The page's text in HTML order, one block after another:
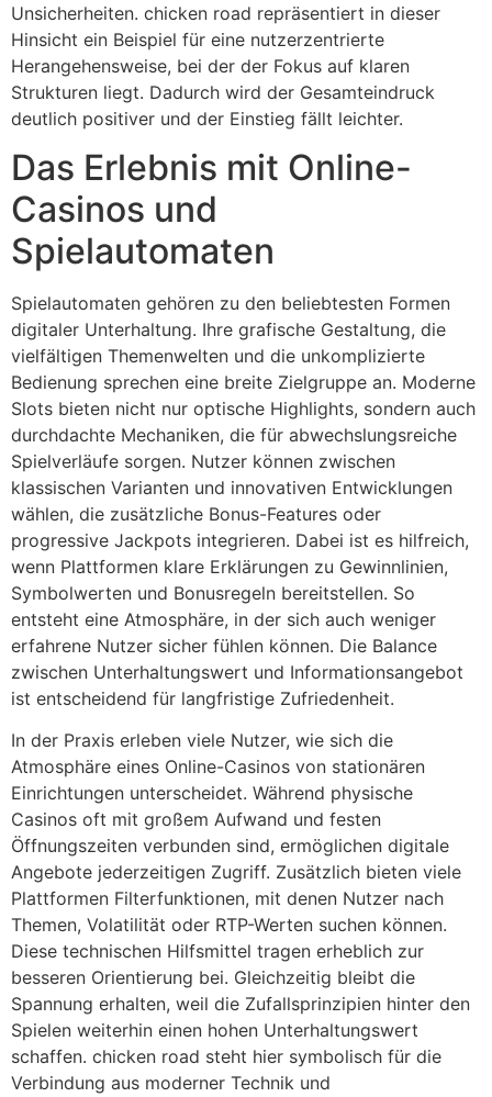
Unsicherheiten. chicken road repräsentiert in dieser
Hinsicht ein Beispiel für eine nutzerzentrierte
Herangehensweise, bei der der Fokus auf klaren
Strukturen liegt. Dadurch wird der Gesamteindruck
deutlich positiver und der Einstieg fällt leichter.
Das Erlebnis mit Online-
Casinos und
Spielautomaten
Spielautomaten gehören zu den beliebtesten Formen
digitaler Unterhaltung. Ihre grafische Gestaltung, die
vielfältigen Themenwelten und die unkomplizierte
Bedienung sprechen eine breite Zielgruppe an. Moderne
Slots bieten nicht nur optische Highlights, sondern auch
durchdachte Mechaniken, die für abwechslungsreiche
Spielverläufe sorgen. Nutzer können zwischen
klassischen Varianten und innovativen Entwicklungen
wählen, die zusätzliche Bonus-Features oder
progressive Jackpots integrieren. Dabei ist es hilfreich,
wenn Plattformen klare Erklärungen zu Gewinnlinien,
Symbolwerten und Bonusregeln bereitstellen. So
entsteht eine Atmosphäre, in der sich auch weniger
erfahrene Nutzer sicher fühlen können. Die Balance
zwischen Unterhaltungswert und Informationsangebot
ist entscheidend für langfristige Zufriedenheit.
In der Praxis erleben viele Nutzer, wie sich die
Atmosphäre eines Online-Casinos von stationären
Einrichtungen unterscheidet. Während physische
Casinos oft mit großem Aufwand und festen
Öffnungszeiten verbunden sind, ermöglichen digitale
Angebote jederzeitigen Zugriff. Zusätzlich bieten viele
Plattformen Filterfunktionen, mit denen Nutzer nach
Themen, Volatilität oder RTP-Werten suchen können.
Diese technischen Hilfsmittel tragen erheblich zur
besseren Orientierung bei. Gleichzeitig bleibt die
Spannung erhalten, weil die Zufallsprinzipien hinter den
Spielen weiterhin einen hohen Unterhaltungswert
schaffen. chicken road steht hier symbolisch für die
Verbindung aus moderner Technik und